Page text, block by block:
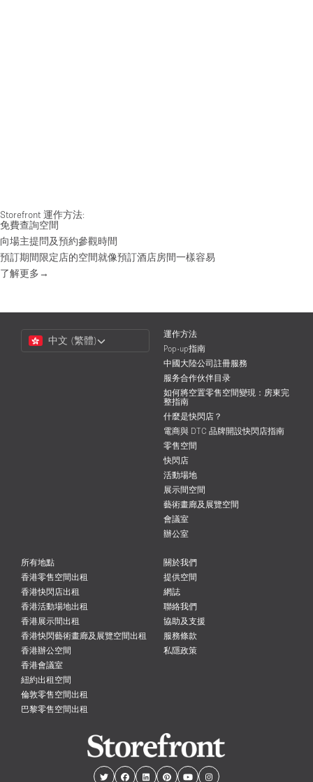
Storefront 運作方法:
免費查詢空間
向場主提問及預約參觀時間
預訂期間限定店的空間就像預訂酒店房間一樣容易
了解更多→
Choose
Language
中文 (繁體)
運作方法
Pop-up指南
中國大陸公司註冊服務
服务合作伙伴目录
如何將空置零售空間變現：房東完
整指南
什麼是快閃店？
電商與 DTC 品牌開設快閃店指南
零售空間
快閃店
活動場地
展示間空間
藝術畫廊及展覽空間
會議室
辦公室
所有地點
香港零售空間出租
香港快閃店出租
香港活動場地出租
香港展示間出租
香港快閃藝術畫廊及展覽空間出租
香港辦公空間
香港會議室
紐約出租空間
倫敦零售空間出租
巴黎零售空間出租
關於我們
提供空間
網誌
聯絡我們
協助及支援
服務條款
私隱政策